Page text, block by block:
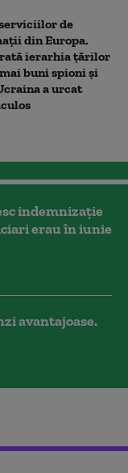
de
din Europa.
ierarhia țărilor
buni spioni și
a urcat
indemnizaţie
erau în iunie
avantajoase.